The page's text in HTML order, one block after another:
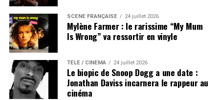
SCÈNE FRANÇAISE 24 juillet 2026
Mylène Farmer : le rarissime “My Mum
Is Wrong” va ressortir en vinyle
TÉLÉ / CINÉMA 24 juillet 2026
Le biopic de Snoop Dogg a une date :
Jonathan Daviss incarnera le rappeur au
cinéma